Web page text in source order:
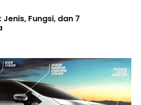
Jenis, Fungsi, dan 7